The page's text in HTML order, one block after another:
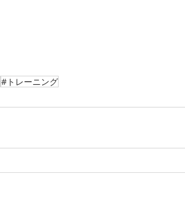
#トレーニング